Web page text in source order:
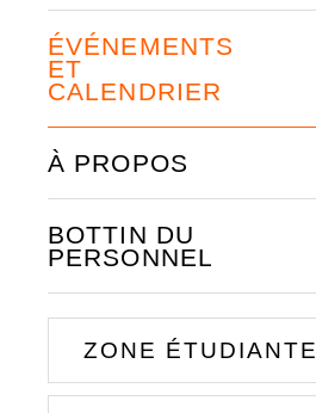
ÉVÉNEMENTS
ET
CALENDRIER
À PROPOS
BOTTIN DU
PERSONNEL
ZONE ÉTUDIANTE